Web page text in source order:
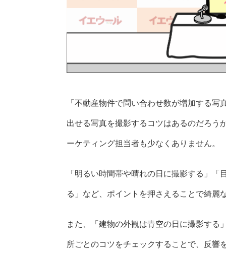
「不動産物件で問い合わせ数が増加する
出せる写真を撮影するコツはあるのだろう
ーケティング担当者も少なくありません。
「明るい時間帯や晴れの日に撮影する」
る」など、ポイントを押さえることで綺麗
また、「建物の外観は青空の日に撮影する
所ごとのコツをチェックすることで、反響